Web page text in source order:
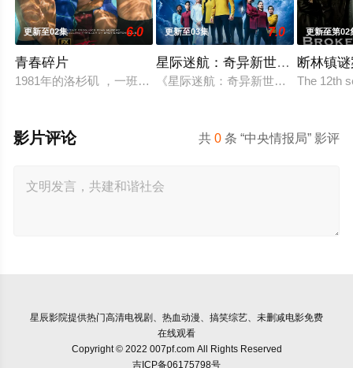
更新至02集 6.0
青春碎片
1981年的洛杉矶 ，一班精英名校的高中生原本过住灿烂生活，
更新至03集 7.0
星际迷航：奇异新世界第四季
《星际迷航：奇异新世界》已续订第
更新至第02
断林镇
The 12th
共0 条 “中央情报局” 影评
影片评论
星辰影院提供热门高清电视剧、热血动漫、搞笑综艺、未删减电影免费
在线观看
Copyright © 2022 007pf.com All Rights Reserved
吉ICP备06175798号